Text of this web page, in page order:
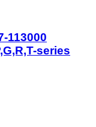
113000
series